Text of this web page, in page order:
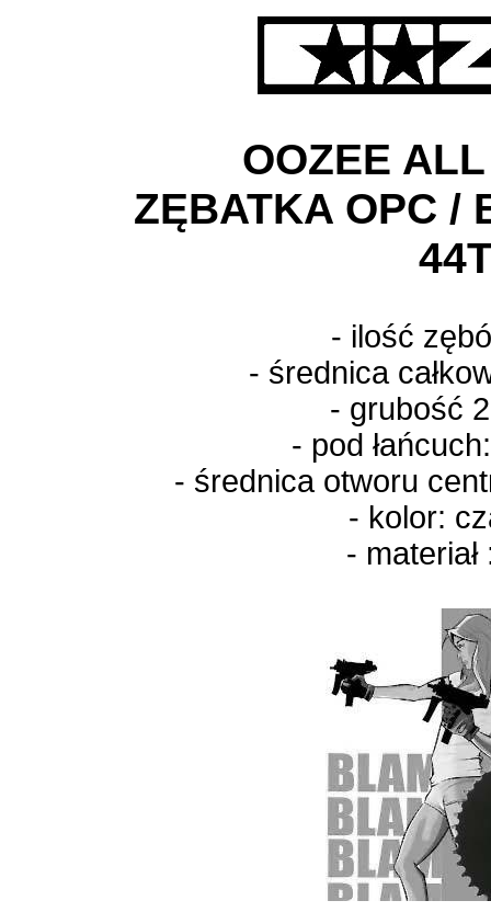
OOZEE
ZĘBATKA OPC /
- ilość
- średnica
- grubość
- pod
- średnica otworu
- kolor:
- materiał